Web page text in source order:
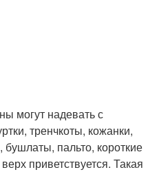
могут надевать с
тренчкоты, кожанки,
пальто, короткие
приветствуется. Такая